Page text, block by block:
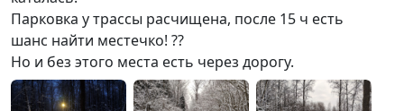
Парковка у трассы расчищена, после 15 ч есть
шанс найти местечко! ?️?
Но и без этого места есть через дорогу.